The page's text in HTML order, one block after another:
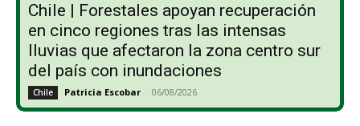
Chile | Forestales apoyan recuperación
en cinco regiones tras las intensas
lluvias que afectaron la zona centro sur
del país con inundaciones
Chile Patricia Escobar - 06/08/2026